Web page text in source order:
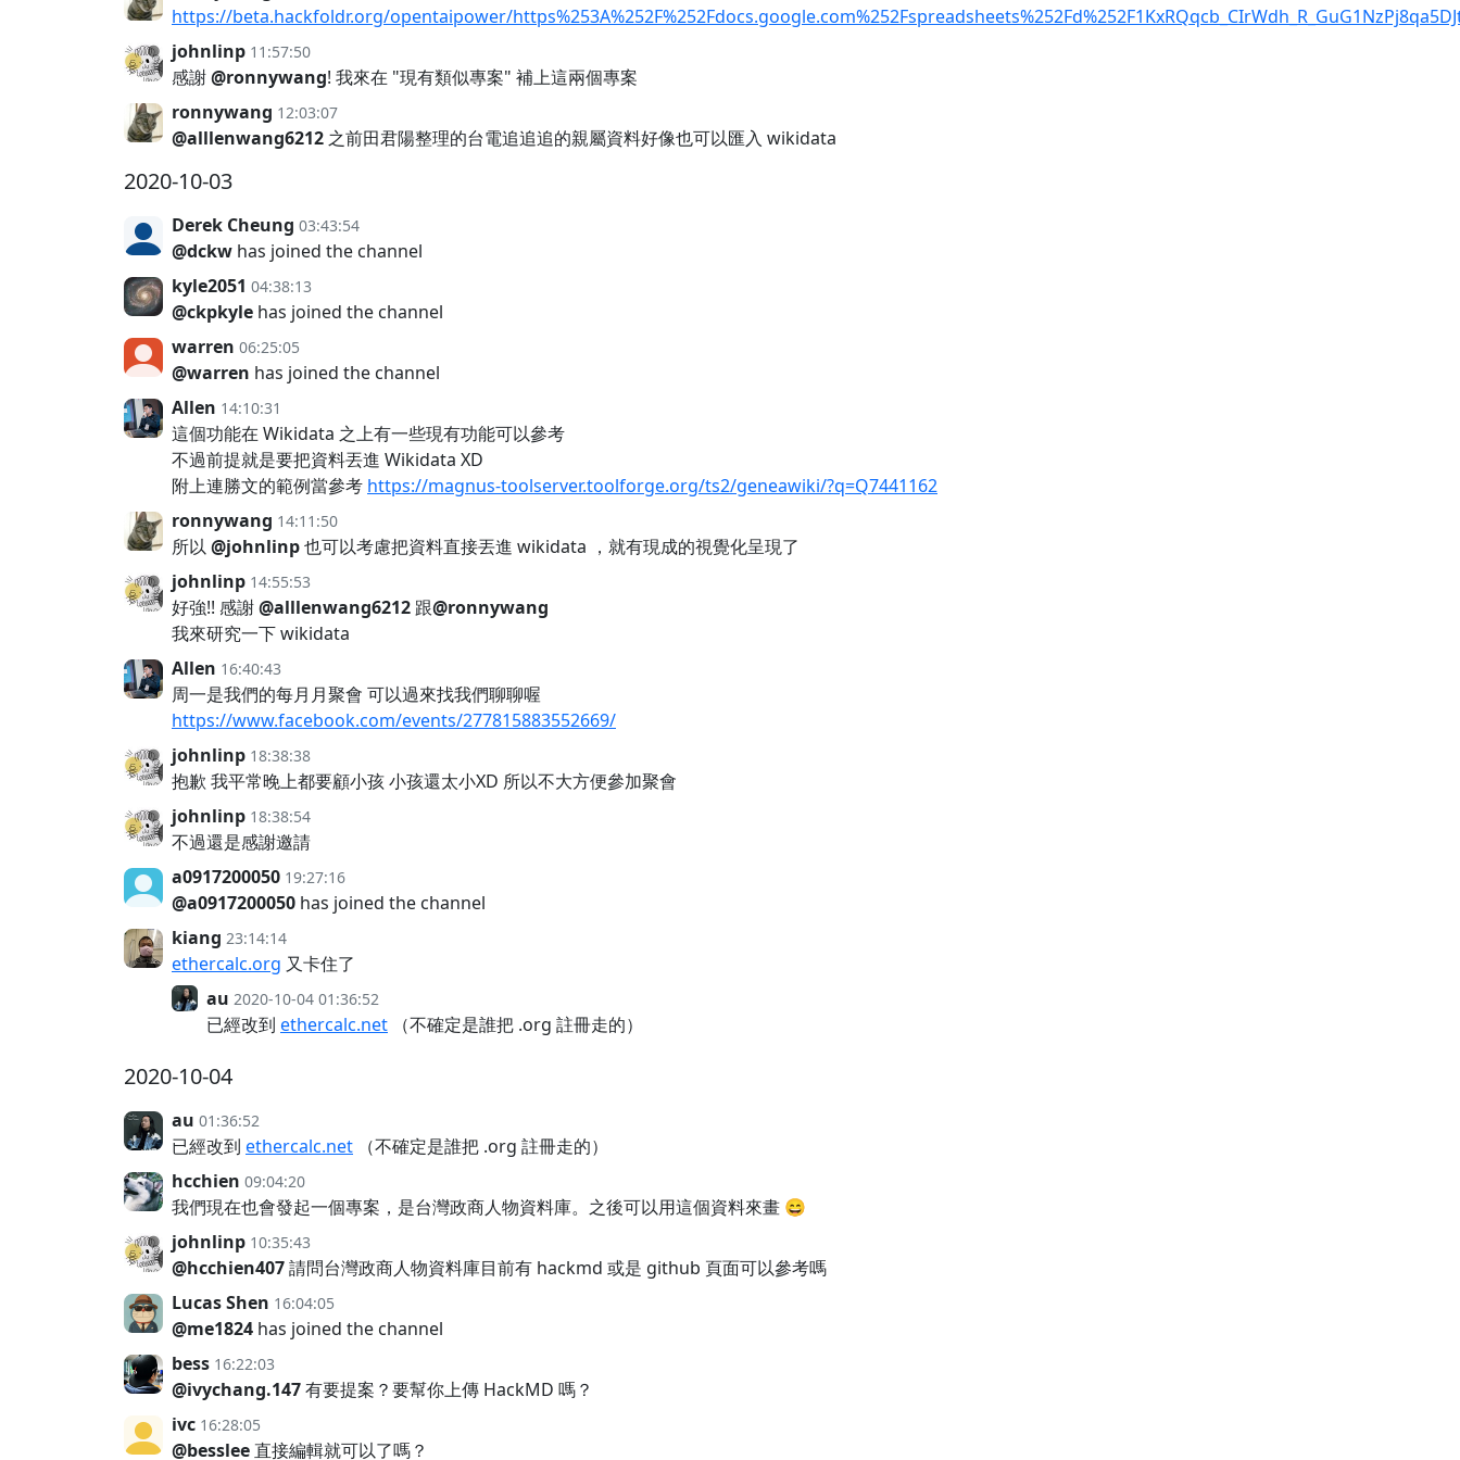
https://beta.hackfoldr.org/opentaipower/
johnlinp 11:57:50
感謝@ronnywang! 我來在 "現有類似專案" 補上這兩個專案
ronnywang 12:03:07
@alllenwang6212 之前田君陽整理的台電追追追的親屬資料好像也可以匯入 wikidata
2020-10-03
Derek Cheung 03:43:54
@dckw has joined the channel
kyle2051 04:38:13
@ckpkyle has joined the channel
warren 06:25:05
@warren has joined the channel
Allen 14:10:31
這個功能在 Wikidata 之上有一些現有功能可以參考
不過前提就是要把資料丟進 Wikidata XD
附上連勝文的範例當參考 https://magnus-toolserver.toolforge.org/ts2/geneawiki/?q=Q7441162
ronnywang 14:11:50
所以 @johnlinp也可以考慮把資料直接丟進 wikidata ，就有現成的視覺化呈現了
johnlinp 14:55:53
好強!! 感謝@alllenwang6212 跟@ronnywang
我來研究一下 wikidata
Allen 16:40:43
周一是我們的每月月聚會 可以過來找我們聊聊喔
https://www.facebook.com/events/277815883552669/
johnlinp 18:38:38
抱歉 我平常晚上都要顧小孩 小孩還太小XD 所以不大方便參加聚會
johnlinp 18:38:54
不過還是感謝邀請
a0917200050 19:27:16
@a0917200050 has joined the channel
kiang 23:14:14
ethercalc.org 又卡住了
au 2020-10-04 01:36:52
已經改到 ethercalc.net （不確定是誰把 .org 註冊走的）
2020-10-04
au 01:36:52
已經改到 ethercalc.net （不確定是誰把 .org 註冊走的）
hcchien 09:04:20
我們現在也會發起一個專案，是台灣政商人物資料庫。之後可以用這個資料來畫 😄
johnlinp 10:35:43
@hcchien407請問台灣政商人物資料庫目前有 hackmd 或是 github 頁面可以參考嗎
Lucas Shen 16:04:05
@me1824 has joined the channel
bess 16:22:03
@ivychang.147有要提案？要幫你上傳 HackMD 嗎？
ivc 16:28:05
@besslee直接編輯就可以了嗎？